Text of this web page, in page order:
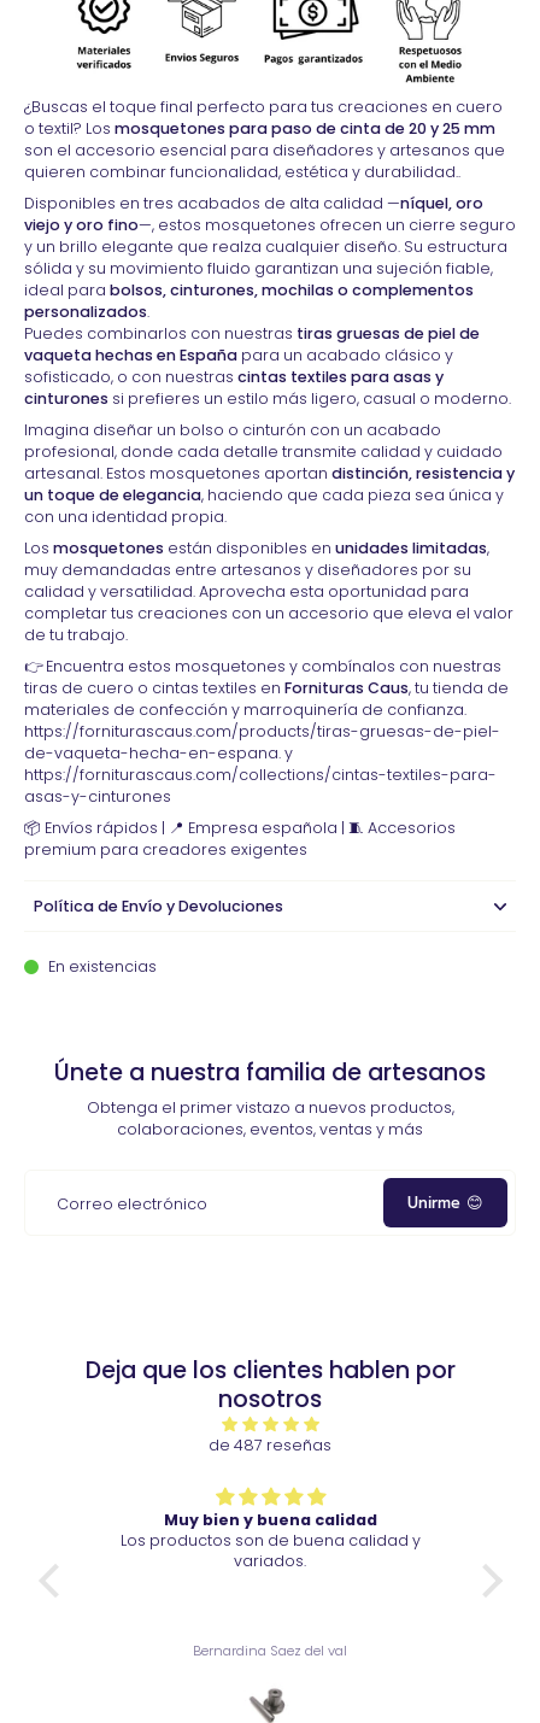
¿Buscas el toque final perfecto para tus creaciones en cuero
o textil? Los mosquetones para paso de cinta de 20 y 25 mm
son el accesorio esencial para diseñadores y artesanos que
quieren combinar funcionalidad, estética y durabilidad..
Disponibles en tres acabados de alta calidad —níquel, oro
viejo y oro fino—, estos mosquetones ofrecen un cierre seguro
y un brillo elegante que realza cualquier diseño. Su estructura
sólida y su movimiento fluido garantizan una sujeción fiable,
ideal para bolsos, cinturones, mochilas o complementos
personalizados.
Puedes combinarlos con nuestras tiras gruesas de piel de
vaqueta hechas en España para un acabado clásico y
sofisticado, o con nuestras cintas textiles para asas y
cinturones si prefieres un estilo más ligero, casual o moderno.
Imagina diseñar un bolso o cinturón con un acabado
profesional, donde cada detalle transmite calidad y cuidado
artesanal. Estos mosquetones aportan distinción, resistencia y
un toque de elegancia, haciendo que cada pieza sea única y
con una identidad propia.
Los mosquetones están disponibles en unidades limitadas,
muy demandadas entre artesanos y diseñadores por su
calidad y versatilidad. Aprovecha esta oportunidad para
completar tus creaciones con un accesorio que eleva el valor
de tu trabajo.
👉 Encuentra estos mosquetones y combínalos con nuestras
tiras de cuero o cintas textiles en Fornituras Caus, tu tienda de
materiales de confección y marroquinería de confianza.
https://forniturascaus.com/products/tiras-gruesas-de-piel-
de-vaqueta-hecha-en-espana. y
https://forniturascaus.com/collections/cintas-textiles-para-
asas-y-cinturones
📦 Envíos rápidos | 📍 Empresa española | 🧵 Accesorios
premium para creadores exigentes
Política de Envío y Devoluciones
En existencias
Únete a nuestra familia de artesanos
Obtenga el primer vistazo a nuevos productos,
colaboraciones, eventos, ventas y más
Correo electrónico Unirme 😊
Deja que los clientes hablen por
nosotros
de 487 reseñas
Muy bien y buena calidad
Los productos son de buena calidad y
Bernardina Saez del val
Vino pronto, su